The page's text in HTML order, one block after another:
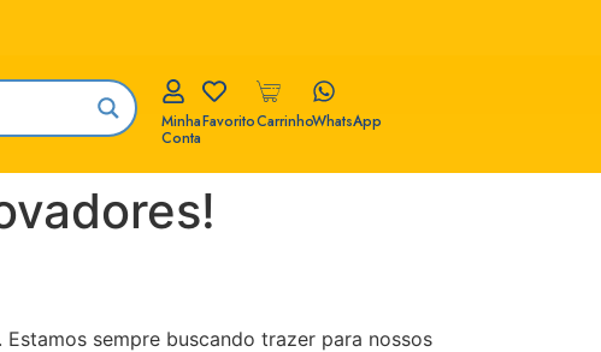
Minha
Conta
FavoritoCarrinhoWhatsApp
sempre buscando trazer para nossos